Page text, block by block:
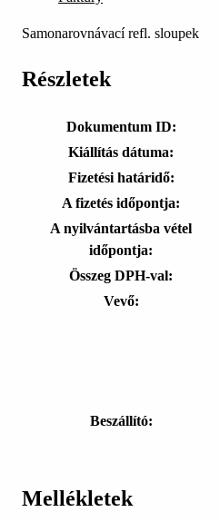
Samonarovnávací refl. sloupek
Részletek
Dokumentum ID:
Kiállítás dátuma:
Fizetési határidő:
A fizetés időpontja:
A nyilvántartásba vétel
időpontja:
Összeg DPH-val:
Vevő:
Beszállító:
Mellékletek